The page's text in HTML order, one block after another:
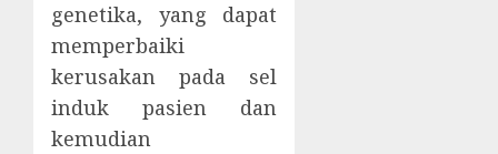
genetika, yang dapat
memperbaiki
kerusakan pada sel
induk pasien dan
kemudian